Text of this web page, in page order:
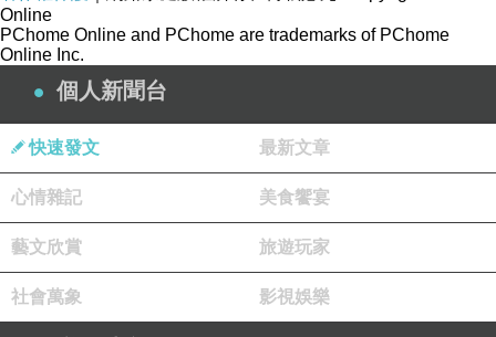
GAP的特價品也不貴
Online
PChome Online and PChome are trademarks of PChome
Online Inc.
個人新聞台
快速發文 最新文章
心情雜記 美食饗宴
藝文欣賞 旅遊玩家
社會萬象 影視娛樂